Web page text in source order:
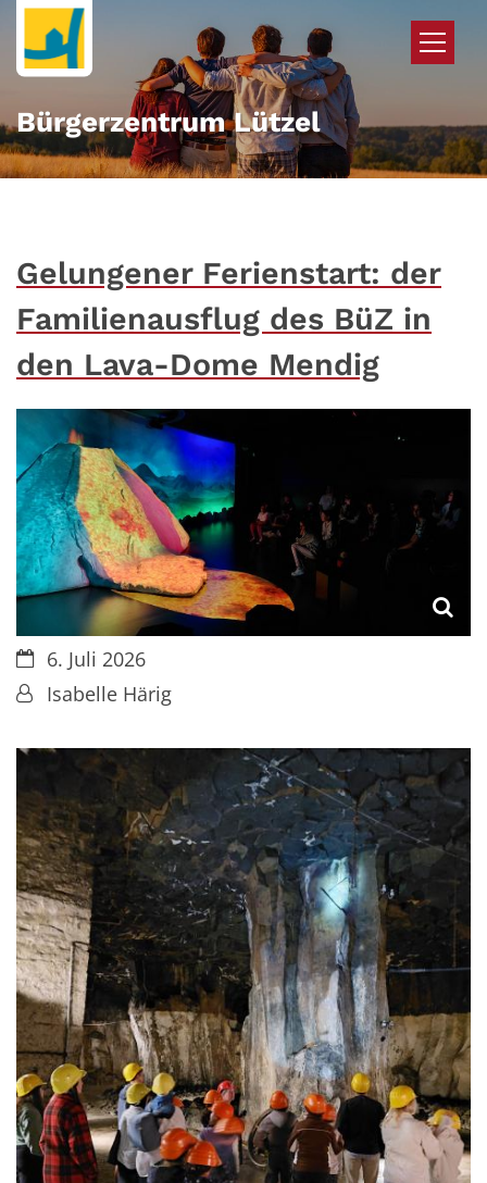
Zum Inhalt springen
Bürgerzentrum Lützel
Gelungener Ferienstart: der
Familienausflug des BüZ in
den Lava-Dome Mendig
Datum:6. Juli 2026
Von:Isabelle Härig